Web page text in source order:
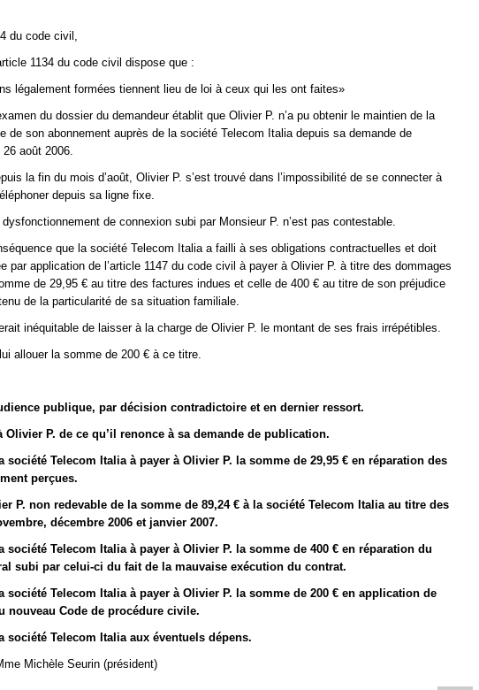
du code civil,
1134 du code civil dispose que :
légalement formées tiennent lieu de loi à ceux qui les ont faites»
du dossier du demandeur établit que Olivier P. n’a pu obtenir le maintien de la
de son abonnement auprès de la société Telecom Italia depuis sa demande de
26 août 2006.
la fin du mois d’août, Olivier P. s’est trouvé dans l’impossibilité de se connecter à
depuis sa ligne fixe.
de connexion subi par Monsieur P. n’est pas contestable.
que la société Telecom Italia a failli à ses obligations contractuelles et doit
par application de l’article 1147 du code civil à payer à Olivier P. à titre des dommages
de 29,95 € au titre des factures indues et celle de 400 € au titre de son préjudice
de la particularité de sa situation familiale.
inéquitable de laisser à la charge de Olivier P. le montant de ses frais irrépétibles.
allouer la somme de 200 € à ce titre.
publique, par décision contradictoire et en dernier ressort.
Olivier P. de ce qu’il renonce à sa demande de publication.
société Telecom Italia à payer à Olivier P. la somme de 29,95 € en réparation des
perçues.
P. non redevable de la somme de 89,24 € à la société Telecom Italia au titre des
décembre 2006 et janvier 2007.
société Telecom Italia à payer à Olivier P. la somme de 400 € en réparation du
subi par celui-ci du fait de la mauvaise exécution du contrat.
société Telecom Italia à payer à Olivier P. la somme de 200 € en application de
nouveau Code de procédure civile.
société Telecom Italia aux éventuels dépens.
Michèle Seurin (président)